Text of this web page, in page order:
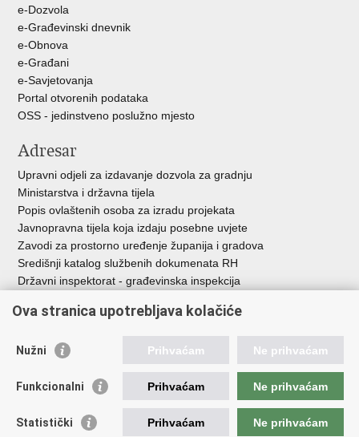
e-Dozvola
e-Građevinski dnevnik
e-Obnova
e-Građani
e-Savjetovanja
Portal otvorenih podataka
OSS - jedinstveno poslužno mjesto
Adresar
Upravni odjeli za izdavanje dozvola za gradnju
Ministarstva i državna tijela
Popis ovlaštenih osoba za izradu projekata
Javnopravna tijela koja izdaju posebne uvjete
Zavodi za prostorno uređenje županija i gradova
Središnji katalog službenih dokumenata RH
Državni inspektorat - građevinska inspekcija
Vlada Republike Hrvatske
Zavod za prostorni razvoj
Agencija za pravni promet i posredovanje nekretninama
Fond za zaštitu okoliša i energetsku učinkovitost
Ova stranica upotrebljava kolačiće
Nužni Prihvaćam Ne prihvaćam
Funkcionalni Prihvaćam Ne prihvaćam
Statistički Prihvaćam Ne prihvaćam